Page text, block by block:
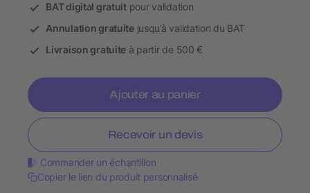
BAT digital gratuitpour validation
Annulation gratuitejusqu’à validation du BAT
Livraison gratuite à partir de 500 €
Ajouter au panier
Recevoir un devis
Commander un échantillon
Copier le lien du produit personnalisé